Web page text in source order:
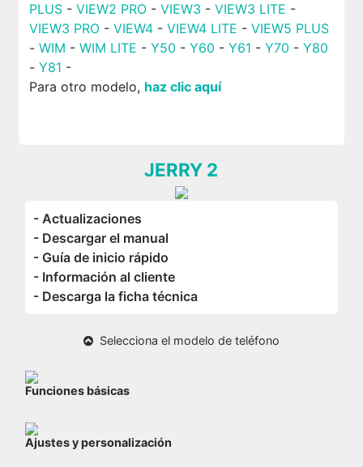
PLUS- VIEW2 PRO- VIEW3 - VIEW3 LITE -
VIEW3 PRO- VIEW4- VIEW4 LITE - VIEW5 PLUS
- WIM - WIM LITE - Y50 - Y60 - Y61 - Y70 - Y80
- Y81 -
Para otro modelo, haz clic aquí
JERRY 2
- Actualizaciones
- Descargar el manual
- Guía de inicio rápido
- Información al cliente
- Descarga la ficha técnica
Selecciona el modelo de teléfono
Funciones básicas
Ajustes y personalización